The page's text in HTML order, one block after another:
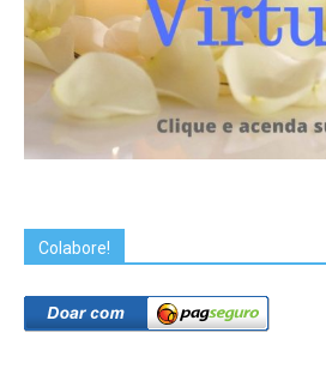
Colabore!